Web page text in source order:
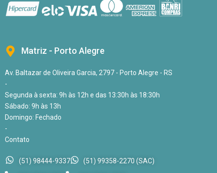
Matriz - Porto Alegre
Av. Baltazar de Oliveira Garcia, 2797 - Porto Alegre - RS
-
Segunda à sexta: 9h às 12h e das 13:30h às 18:30h
Sábado: 9h às 13h
Domingo: Fechado
-
Contato
(51) 98444-9337
(51) 99358-2270 (SAC)